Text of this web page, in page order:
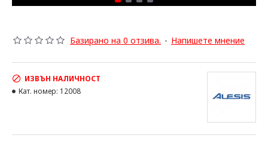
Базирано на 0 отзива. - Напишете мнение
ИЗВЪН НАЛИЧНОСТ
Кат. номер: 12008